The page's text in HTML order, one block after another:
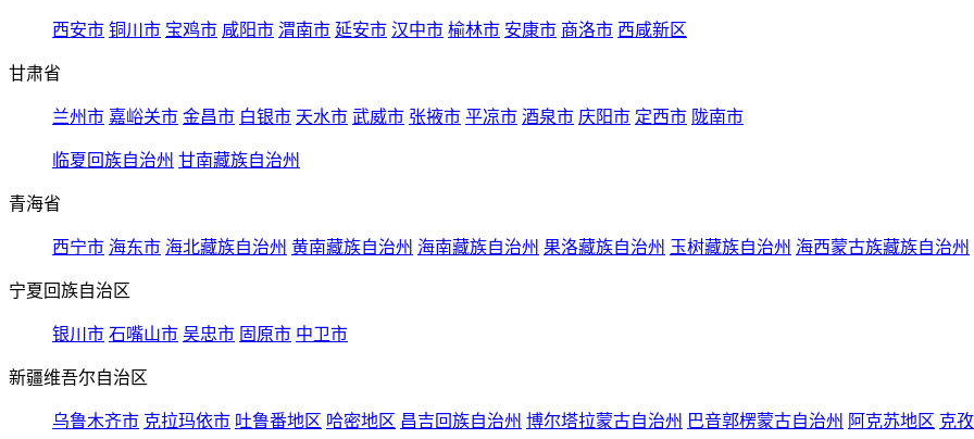
西安市 铜川市 宝鸡市 咸阳市 渭南市 延安市 汉中市 榆林市 安康市 商洛市 西咸新区
甘肃省
兰州市 嘉峪关市 金昌市 白银市 天水市 武威市 张掖市 平凉市 酒泉市 庆阳市 定西市 陇南市
临夏回族自治州 甘南藏族自治州
青海省
西宁市 海东市 海北藏族自治州 黄南藏族自治州 海南藏族自治州 果洛藏族自治州 玉树藏族自治州 海西蒙古族藏族自治州
宁夏回族自治区
银川市 石嘴山市 吴忠市 固原市 中卫市
新疆维吾尔自治区
乌鲁木齐市 克拉玛依市 吐鲁番地区 哈密地区 昌吉回族自治州 博尔塔拉蒙古自治州 巴音郭楞蒙古自治州 阿克苏地区 克